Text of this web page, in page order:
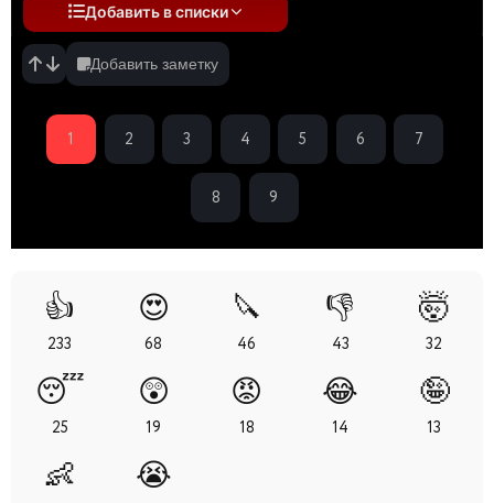
Добавить в списки
Добавить заметку
1 2 3 4 5 6 7
8 9
👍
233
😍
68
🔪
46
👎
43
🤯
32
😴
25
😲
19
😡
18
😂
14
🤪
13
👶 😭